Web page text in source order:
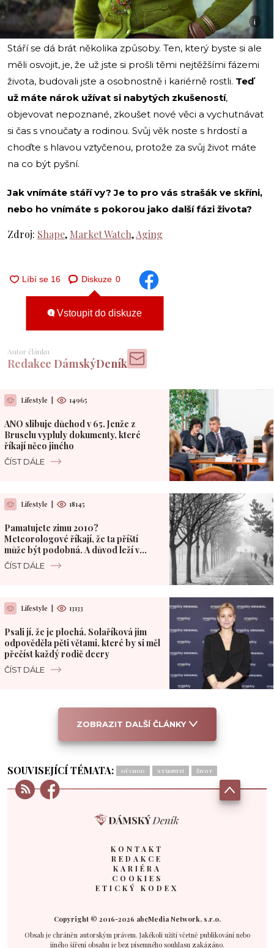
i
Stáří se dá brát několika způsoby. Ten, který byste si ale
měli osvojit, je, že už jste si prošli těmi nejtěžšími fázemi
života, budovali jste a osobnostně i kariérně rostli. Teď
už máte nárok užívat si nabytých zkušeností,
objevovat nepoznané, zkoušet nové věci a vychutnávat
si čas s vnoučaty a rodinou. Svůj věk noste s hrdostí a
choďte s hlavou vztyčenou, protože za svůj život máte
na co být pyšní.
Jak vnímáte stáří vy? Je to pro vás strašák ve skříni,
nebo ho vnímáte s pokorou jako další fázi života?
Zdroj: Shape, Market Watch,Aging
Diskuze 0
Vstoupit do diskuze
Autor článku
Redakce DámskýDeník
Lifestyle 14965
ANO slibuje důchod v 65. Jenže z
Bruselu vypluly dokumenty, které
říkají něco jiného
ČÍST DÁLE
Lifestyle 18145
Pamatujete zimu 2010?
Meteorologové říkají, že ta příští
může být podobná. A důvod leží v
Pacifiku
ČÍST DÁLE
Lifestyle 13133
Psali jí, že je plochá. Solaříková jim
odpověděla pěti větami, které by si měl
přečíst každý rodič dcery
ČÍST DÁLE
ZOBRAZIT DALŠÍ ČLÁNKY
SOUVISEJÍCÍ TÉMATA: DŮCHOD STÁRNUTÍ ŽIVOT
KONTAKT
REDAKCE
KARIÉRA
COOKIES
ETICKÝ KODEX
Copyright © 2016-2026 abcMedia Network, s.r.o.
Obsah je chráněn autorským právem. Jakékoli užití včetně publikování nebo
jiného šíření obsahu je bez písemného souhlasu zakázáno.